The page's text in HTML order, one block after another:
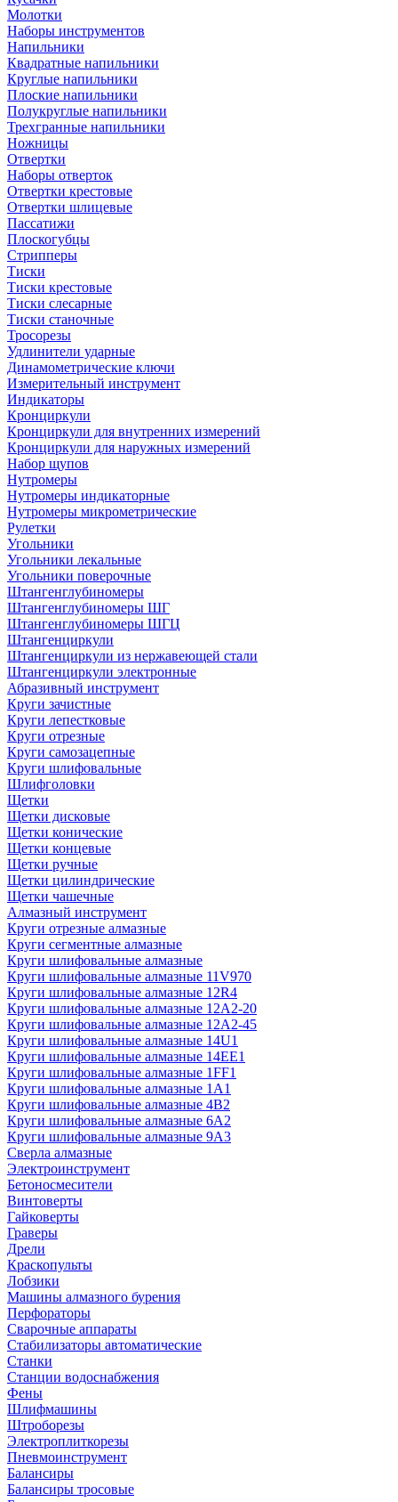
Молотки
Наборы инструментов
Напильники
Квадратные напильники
Круглые напильники
Плоские напильники
Полукруглые напильники
Трехгранные напильники
Ножницы
Отвертки
Наборы отверток
Отвертки крестовые
Отвертки шлицевые
Пассатижи
Плоскогубцы
Стрипперы
Тиски
Тиски крестовые
Тиски слесарные
Тиски станочные
Тросорезы
Удлинители ударные
Динамометрические ключи
Измерительный инструмент
Индикаторы
Кронциркули
Кронциркули для внутренних измерений
Кронциркули для наружных измерений
Набор щупов
Нутромеры
Нутромеры индикаторные
Нутромеры микрометрические
Рулетки
Угольники
Угольники лекальные
Угольники поверочные
Штангенглубиномеры
Штангенглубиномеры ШГ
Штангенглубиномеры ШГЦ
Штангенциркули
Штангенциркули из нержавеющей стали
Штангенциркули электронные
Абразивный инструмент
Круги зачистные
Круги лепестковые
Круги отрезные
Круги самозацепные
Круги шлифовальные
Шлифголовки
Щетки
Щетки дисковые
Щетки конические
Щетки концевые
Щетки ручные
Щетки цилиндрические
Щетки чашечные
Алмазный инструмент
Круги отрезные алмазные
Круги сегментные алмазные
Круги шлифовальные алмазные
Круги шлифовальные алмазные 11V970
Круги шлифовальные алмазные 12R4
Круги шлифовальные алмазные 12А2-20
Круги шлифовальные алмазные 12А2-45
Круги шлифовальные алмазные 14U1
Круги шлифовальные алмазные 14ЕЕ1
Круги шлифовальные алмазные 1FF1
Круги шлифовальные алмазные 1А1
Круги шлифовальные алмазные 4В2
Круги шлифовальные алмазные 6A2
Круги шлифовальные алмазные 9А3
Сверла алмазные
Электроинструмент
Бетоносмесители
Винтоверты
Гайковерты
Граверы
Дрели
Краскопульты
Лобзики
Машины алмазного бурения
Перфораторы
Сварочные аппараты
Стабилизаторы автоматические
Станки
Станции водоснабжения
Фены
Шлифмашины
Штроборезы
Электроплиткорезы
Пневмоинструмент
Балансиры
Балансиры тросовые